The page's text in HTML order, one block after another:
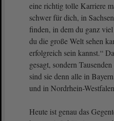
eine richtig tolle Karriere
schwer für dich, in
finden, in dem du ganz
du die große Welt sehen
erfolgreich sein kannst.“
gesagt, sondern
sind sie denn alle in
und in Nordrhein-
Heute ist genau das